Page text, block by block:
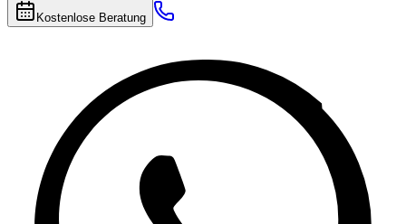
Kostenlose Beratung